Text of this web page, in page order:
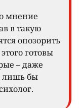
мнение
в такую
опозорить
готовы
– даже
лишь бы